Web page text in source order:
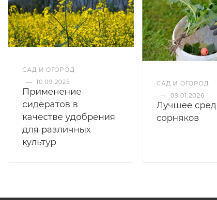
САД И ОГОРОД
— 10.09.2025
Применение
сидератов в
качестве удобрения
для различных
культур
САД И ОГОРОД
— 09.01.2026
Лучшее
сорняков